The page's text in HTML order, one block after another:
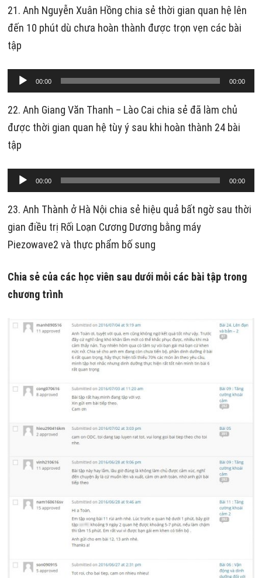
âm
thanh
21. Anh Nguyễn Xuân Hồng chia sẻ thời gian quan hệ lên
đến 10 phút dù chưa hoàn thành được trọn vẹn các bài
tập
Trình
phát
âm
thanh
00:00 00:00
22. Anh Giang Văn Thanh – Lào Cai chia sẻ đã làm chủ
được thời gian quan hệ tùy ý sau khi hoàn thành 24 bài
tập
Trình
phát
âm
thanh
00:00 00:00
23. Anh Thành ở Hà Nội chia sẻ hiệu quả bất ngờ sau thời
gian điều trị Rối Loạn Cương Dương bằng máy
Piezowave2 và thực phẩm bố sung
Chia sẻ của các học viên sau dưới mỗi các bài tập trong
chương trình